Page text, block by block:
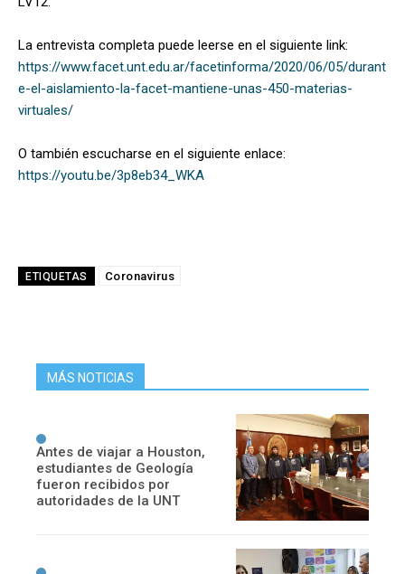
La entrevista completa puede leerse en el siguiente link:
https://www.facet.unt.edu.ar/facetinforma/2020/06/05/durant
e-el-aislamiento-la-facet-mantiene-unas-450-materias-
virtuales/
O también escucharse en el siguiente enlace:
https://youtu.be/3p8eb34_WKA
ETIQUETAS Coronavirus
MÁS NOTICIAS
Antes de viajar a Houston,
estudiantes de Geología
fueron recibidos por
autoridades de la UNT